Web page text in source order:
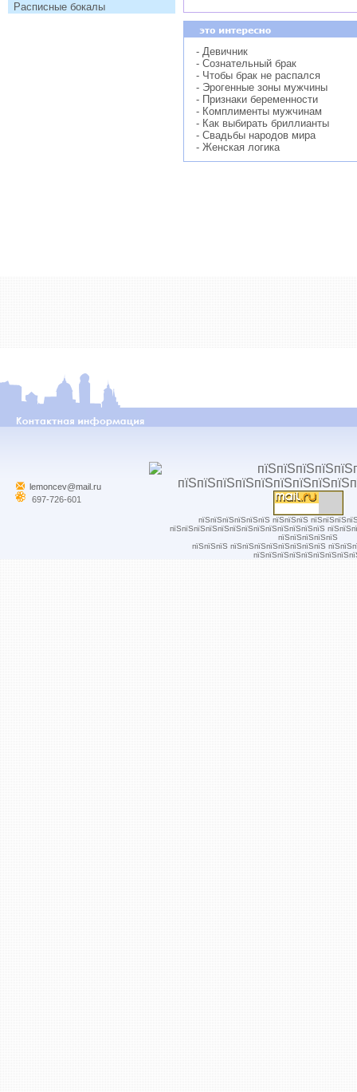
Расписные бокалы
- Девичник
- Сознательный брак
- Чтобы брак не распался
- Эрогенные зоны мужчины
- Признаки беременности
- Комплименты мужчинам
- Как выбирать бриллианты
- Свадьбы народов мира
- Женская логика
lemoncev@mail.ru
697-726-601
пїЅпїЅпїЅпїЅпїЅпїЅ пїЅпїЅпїЅ
пїЅпїЅпїЅпїЅпїЅпїЅпїЅпїЅпїЅпїЅпїЅпїЅпїЅ
пїЅпїЅпїЅпїЅпїЅ
пїЅпїЅпїЅ пїЅпїЅпїЅпїЅпїЅпїЅпїЅпїЅ